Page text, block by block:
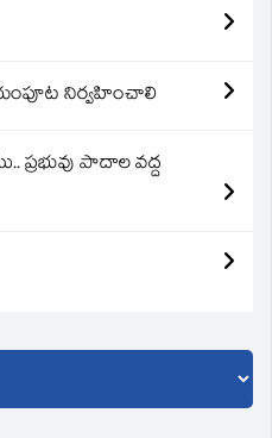
నిర్వహించాలి
ప్రభువు పాదాల వద్ద